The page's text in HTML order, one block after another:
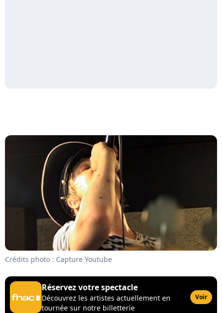
Crédits photo : Capture Youtube
Réservez votre spectacle
Découvrez les artistes actuellement en
tournée sur notre billetterie
Voir